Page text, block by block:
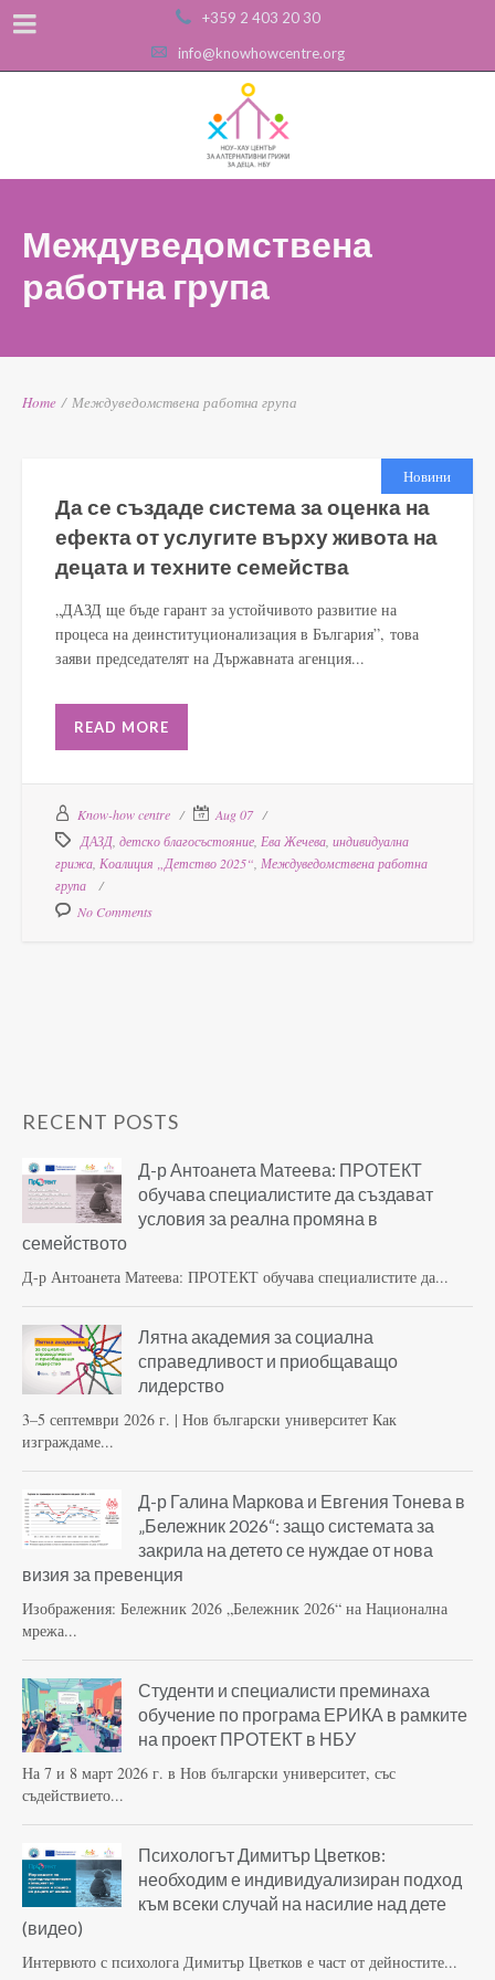
+359 2 403 20 30
info@knowhowcentre.org
Междуведомствена
работна група
Home / Междуведомствена работна група
Новини
Да се създаде система за оценка на
ефекта от услугите върху живота на
децата и техните семейства
„ДАЗД ще бъде гарант за устойчивото развитие на
процеса на деинституционализация в България”, това
заяви председателят на Държавната агенция...
READ MORE
Know-how centre
Aug 07
ДАЗД детско благосъстояние Ева Жечева индивидуална
грижа Коалиция „Детство 2025“ Междуведомствена работна
група
No Comments
RECENT POSTS
Д-р Антоанета Матеева: ПРОТЕКТ
обучава специалистите да създават
условия за реална промяна в
семейството
Д-р Антоанета Матеева: ПРОТЕКТ обучава специалистите да...
Лятна академия за социална
справедливост и приобщаващо
лидерство
3–5 септември 2026 г. | Нов български университет Как
изграждаме...
Д-р Галина Маркова и Евгения Тонева в
„Бележник 2026“: защо системата за
закрила на детето се нуждае от нова
визия за превенция
Изображения: Бележник 2026 „Бележник 2026“ на Национална
мрежа...
Студенти и специалисти преминаха
обучение по програма ЕРИКА в рамките
на проект ПРОТЕКТ в НБУ
На 7 и 8 март 2026 г. в Нов български университет, със
съдействието...
Психологът Димитър Цветков:
необходим е индивидуализиран подход
към всеки случай на насилие над дете
(видео)
Интервюто с психолога Димитър Цветков е част от дейностите...